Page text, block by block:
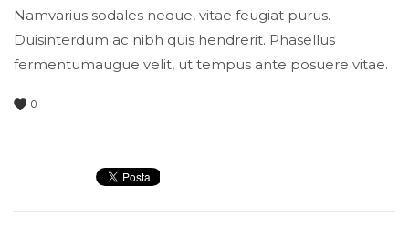
Namvarius sodales neque, vitae feugiat purus.
Duisinterdum ac nibh quis hendrerit. Phasellus
fermentumaugue velit, ut tempus ante posuere vitae.
0